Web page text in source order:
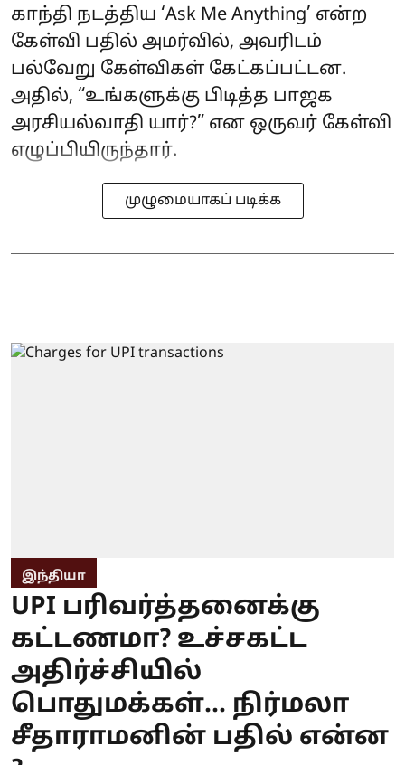
காந்தி நடத்திய ‘Ask Me Anything’ என்ற
கேள்வி பதில் அமர்வில், அவரிடம்
பல்வேறு கேள்விகள் கேட்கப்பட்டன.
அதில், “உங்களுக்கு பிடித்த பாஜக
அரசியல்வாதி யார்?” என ஒருவர் கேள்வி
எழுப்பியிருந்தார்.
முழுமையாகப் படிக்க
இந்தியா
UPI பரிவர்த்தனைக்கு
கட்டணமா? உச்சகட்ட
அதிர்ச்சியில்
பொதுமக்கள்... நிர்மலா
சீதாராமனின் பதில் என்ன